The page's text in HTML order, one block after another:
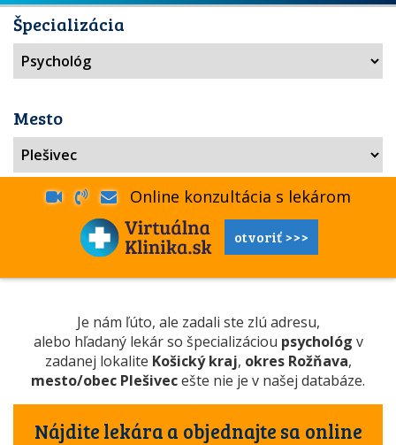
Špecializácia
Mesto
Online konzultácia s lekárom
otvoriť >>>
Je nám ľúto, ale zadali ste zlú adresu,
alebo hľadaný lekár so špecializáciou psychológ v
zadanej lokalite Košický kraj, okres Rožňava,
mesto/obec Plešivecešte nie je v našej databáze.
Nájdite lekára a objednajte sa online